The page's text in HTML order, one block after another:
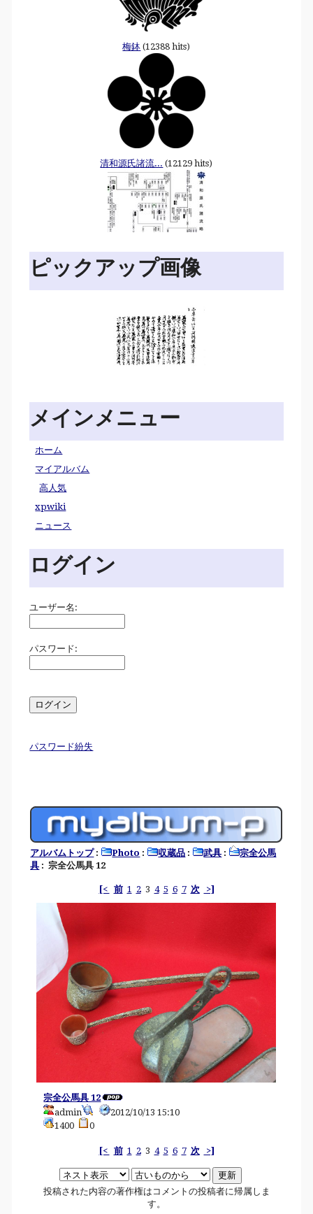
梅鉢 (12388 hits)
清和源氏諸流... (12129 hits)
ピックアップ画像
メインメニュー
ホーム
マイアルバム
高人気
xpwiki
ニュース
ログイン
ユーザー名:
パスワード:
パスワード紛失
アルバムトップ: Photo : 収蔵品 : 武具 :
宗全公馬
具 : 宗全公馬具 12
[< 前 1 23 4 5 6 7 次 >]
宗全公馬具 12
admin
2012/10/13 15:10
1400
0
[< 前 1 23 4 5 6 7 次 >]
投稿された内容の著作権はコメントの投稿者に帰属しま
す。